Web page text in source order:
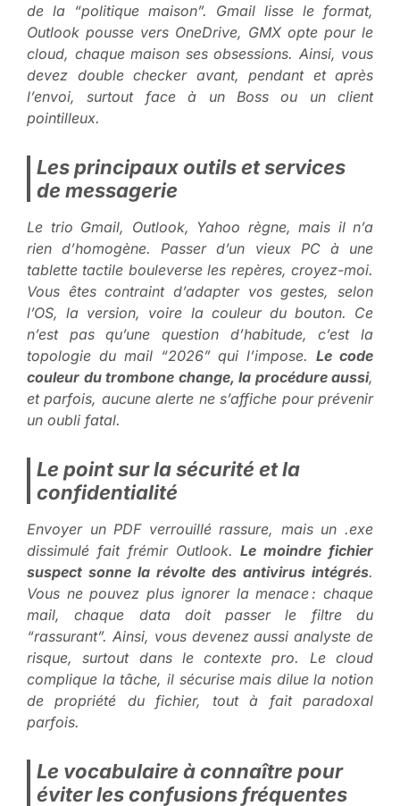
de la “politique maison”. Gmail lisse le format,
Outlook pousse vers OneDrive, GMX opte pour le
cloud, chaque maison ses obsessions. Ainsi, vous
devez double checker avant, pendant et après
l’envoi, surtout face à un Boss ou un client
pointilleux.
Les principaux outils et services
de messagerie
Le trio Gmail, Outlook, Yahoo règne, mais il n’a
rien d’homogène. Passer d’un vieux PC à une
tablette tactile bouleverse les repères, croyez-moi.
Vous êtes contraint d’adapter vos gestes, selon
l’OS, la version, voire la couleur du bouton. Ce
n’est pas qu’une question d’habitude, c’est la
topologie du mail “2026” qui l’impose.Le code
couleur du trombone change, la procédure aussi,
et parfois, aucune alerte ne s’affiche pour prévenir
un oubli fatal.
Le point sur la sécurité et la
confidentialité
Envoyer un PDF verrouillé rassure, mais un .exe
dissimulé fait frémir Outlook.Le moindre fichier
suspect sonne la révolte des antivirus intégrés.
Vous ne pouvez plus ignorer la menace : chaque
mail, chaque data doit passer le filtre du
“rassurant”. Ainsi, vous devenez aussi analyste de
risque, surtout dans le contexte pro. Le cloud
complique la tâche, il sécurise mais dilue la notion
de propriété du fichier, tout à fait paradoxal
parfois.
Le vocabulaire à connaître pour
éviter les confusions fréquentes